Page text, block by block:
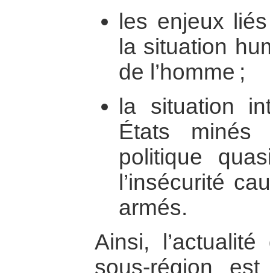
les enjeux
la situation
de l’homme ;
la situation
États minés
politique
l’insécurité
armés.
Ainsi,
sous-région